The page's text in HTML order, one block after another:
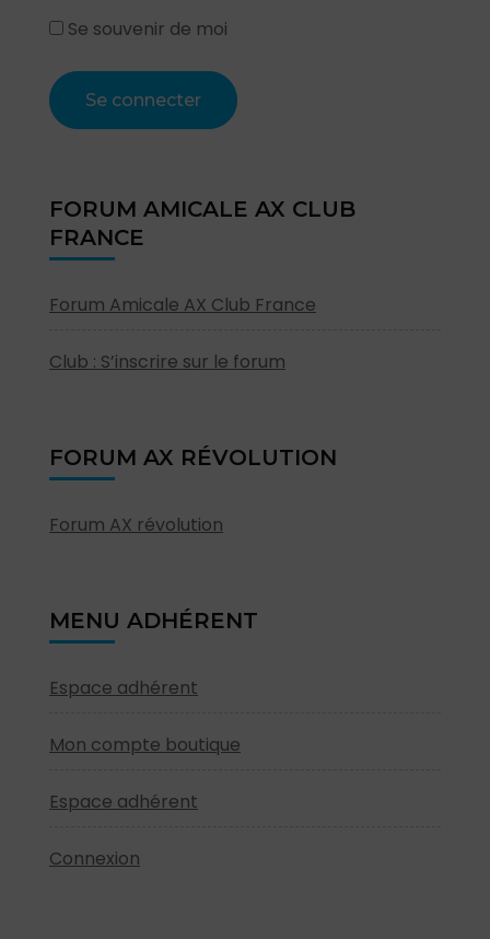
Se souvenir de moi
FORUM AMICALE AX CLUB
FRANCE
Forum Amicale AX Club France
Club : S’inscrire sur le forum
FORUM AX RÉVOLUTION
Forum AX révolution
MENU ADHÉRENT
Espace adhérent
Mon compte boutique
Espace adhérent
Connexion